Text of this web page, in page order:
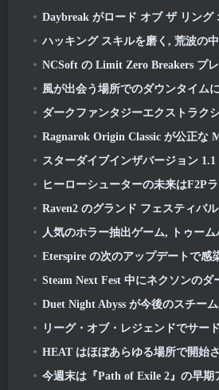
Daybreak がロード オブ ザ リング オンラインの VIP メ
ハッキング スキルを磨く, 荒波の中で夜
NCSoft の Limit Zero Breakers プレビューは、今後のプロローグ テス
風が出会う場所でのダウンタイムに陰謀を暴き、巨大な猫と
ダークファンタジーエクストラクションゲームのオープンベータテ
Ragnarok Origin Classic が公正な MMORPG ゲームプレイを
スターダイブインザバージョン 1.1
ヒーローシューターの未来はF2Pライブサービスモ
Raven2 のグランド フェスティバル アップデートが開始され、新しい
人気のホラー抽出ゲーム, トゥームバ
Eterspire の次のアップデートで感染した洞窟を
Steam Next Fest 中にネクソンのダークファンタジー MMORPG
Duet Night Abyss が今後のスチームパンク アップデ
リーグ・オブ・レジェンドでサードパーティのスキンを入手
HEAT はほぼあらゆる場所で開始
今週末は『Path of Exile 2』の早期アクセス